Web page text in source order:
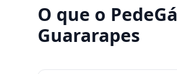
O que o
Guararapes